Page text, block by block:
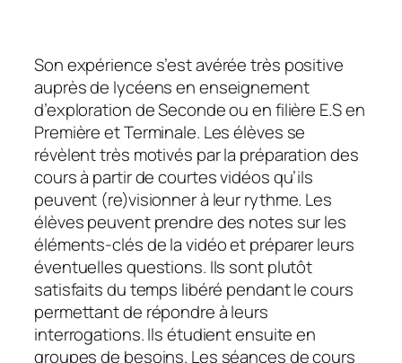
Son expérience s’est avérée très positive
auprès de lycéens en enseignement
d’exploration de Seconde ou en filière E.S en
Première et Terminale. Les élèves se
révèlent très motivés par la préparation des
cours à partir de courtes vidéos qu’ils
peuvent (re)visionner à leur rythme. Les
élèves peuvent prendre des notes sur les
éléments-clés de la vidéo et préparer leurs
éventuelles questions. Ils sont plutôt
satisfaits du temps libéré pendant le cours
permettant de répondre à leurs
interrogations. Ils étudient ensuite en
groupes de besoins. Les séances de cours